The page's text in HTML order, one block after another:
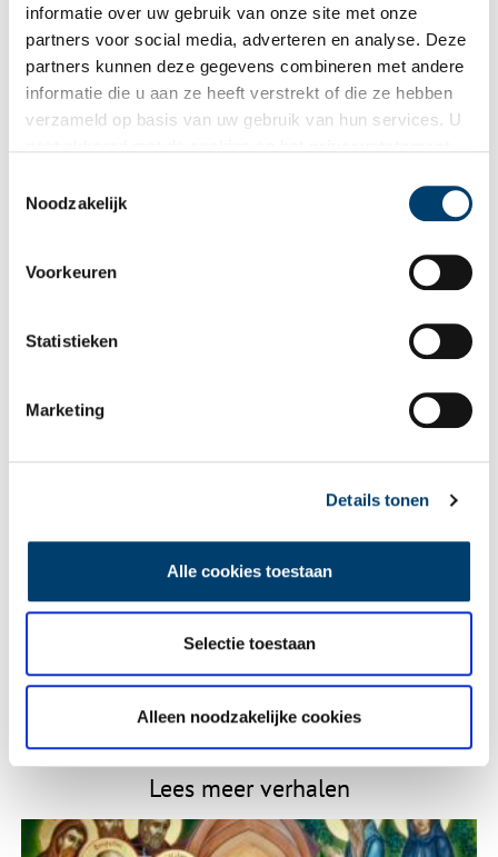
informatie over uw gebruik van onze site met onze
partners voor social media, adverteren en analyse. Deze
partners kunnen deze gegevens combineren met andere
informatie die u aan ze heeft verstrekt of die ze hebben
verzameld op basis van uw gebruik van hun services. U
Noodzakelijk
Voorkeuren
Statistieken
Marketing
Details tonen
Alle cookies toestaan
Selectie toestaan
Alleen noodzakelijke cookies
laatste erfgoednieuws? Schrijf u dan nu in voor onze
wekelijkse nieuwsbrief!
Vul deze informatie aan of geef een reactie.
Vereiste velden zijn gemarkeerd met *. Het e-mailadres wordt niet
Vink dit aan als u op de hoogte gehouden wil worden.
Lees meer verhalen